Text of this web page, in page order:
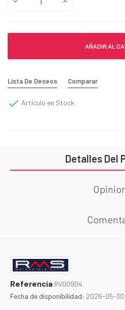
AÑADIR AL
Lista De Deseos Comparar
 Artículo en Stock
Detalles Del
Referencia RV00904
Fecha de disponibilidad: 2026-05-30